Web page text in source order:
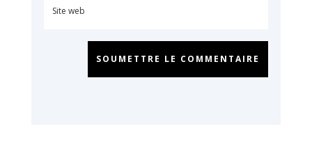
SOUMETTRE LE COMMENTAIRE